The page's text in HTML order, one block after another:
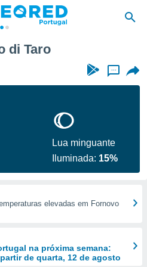
di Taro
...
Lua minguante
Iluminada: 15%
elevadas em Fornovo
na próxima semana:
de quarta, 12 de agosto